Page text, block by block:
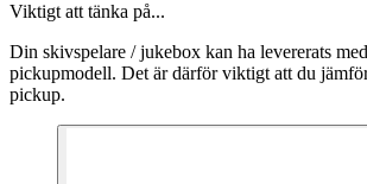
Viktigt att tänka på...
Din skivspelare / jukebox kan ha levererats
pickupmodell. Det är därför viktigt att du
pickup.